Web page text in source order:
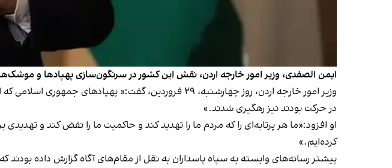
ایمن الصفدی، وزیر امور خارجه اردن، نقش این کشور در سرنگون‌سازی پهپادها و
وزیر امور خارجه اردن، روز چهارشنبه، ۲۹ فروردین، گفت:«
در حرکت بودند نیز رهگیری شدند.»
او افزود:«ما هر پرتابه‌ای را که مردم ما را تهدید کند و حاکمیت ما را نقض کند و
کرده‌ایم.»
پیشتر رسانه‌های وابسته به سپاه پاسداران به نقل از مقام‌های آگاه گزارش داده